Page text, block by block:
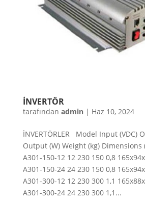
İNVERTÖR
tarafından admin| Haz 10, 2024
İNVERTÖRLER Model Input (VDC)
Output (W) Weight (kg) Dimensions
A301-150-12 12 230 150 0,8
A301-150-24 24 230 150 0,8
A301-300-12 12 230 300 1,1
A301-300-24 24 230 300 1,1...